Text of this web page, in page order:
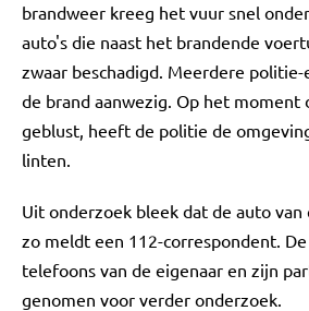
brandweer kreeg het vuur snel
auto's die naast het brandende
zwaar beschadigd. Meerdere
de brand aanwezig. Op het moment
geblust, heeft de politie de
linten.
Uit onderzoek bleek dat de auto van
zo meldt een 112-correspondent.
telefoons van de eigenaar en zijn
genomen voor verder onderzoek.